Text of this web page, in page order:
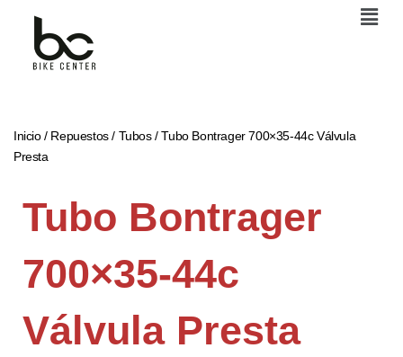
contenido
Inicio/ Repuestos/ Tubos/ Tubo Bontrager 700×35-44c Válvula
Presta
Tubo Bontrager
700×35-44c
Válvula Presta